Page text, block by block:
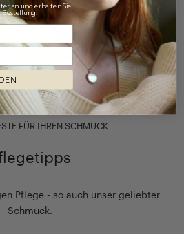
FÜR IHREN SCHMUCK
Pflege - so auch unser geliebter
Schmuck.
an und erhalten Sie
Bestellung!